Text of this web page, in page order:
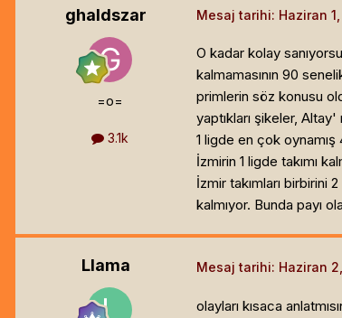
ghaldszar
=o=
3.1k
Mesaj tarihi: Haziran
O kadar kolay
kalmamasının 90
primlerin söz konusu
yaptıkları şikeler,
1 ligde en çok oynamış
İzmirin 1 ligde takımı
İzmir takımları
kalmıyor. Bunda payı
Llama Mesaj tarihi: Haziran
olayları kısaca